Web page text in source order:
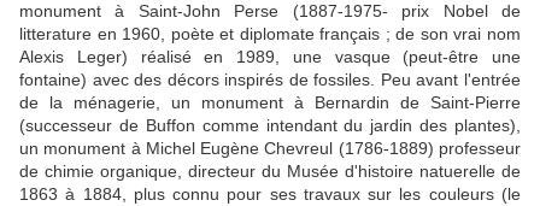
monument à Saint-John Perse (1887-1975- prix Nobel de
litterature en 1960, poète et diplomate français ; de son vrai nom
Alexis Leger) réalisé en 1989, une vasque (peut-être une
fontaine) avec des décors inspirés de fossiles. Peu avant l'entrée
de la ménagerie, un monument à Bernardin de Saint-Pierre
(successeur de Buffon comme intendant du jardin des plantes),
un monument à Michel Eugène Chevreul (1786-1889) professeur
de chimie organique, directeur du Musée d'histoire natuerelle de
1863 à 1884, plus connu pour ses travaux sur les couleurs (le